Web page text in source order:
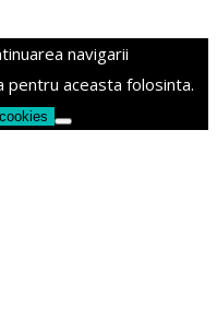
navigarii
aceasta folosinta.